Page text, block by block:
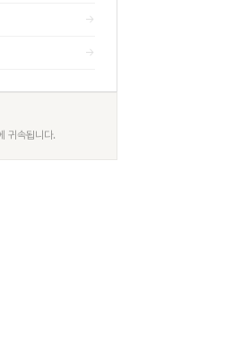
→
→
귀속됩니다.